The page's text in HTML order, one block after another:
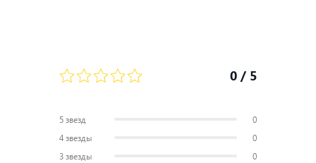
0 / 5
5 звезд
0
4 звезды
0
3 звезды
0